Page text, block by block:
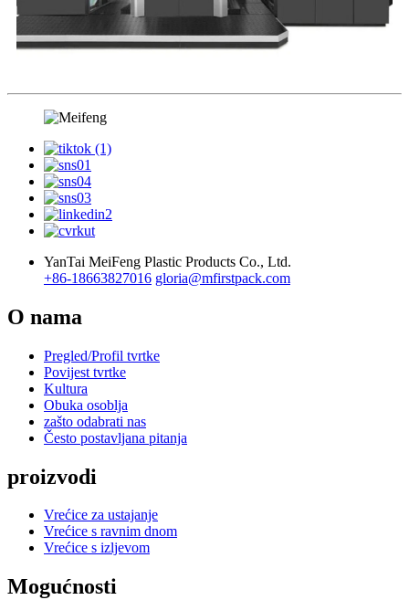
YanTai MeiFeng Plastic Products Co., Ltd.
+86-18663827016 gloria@mfirstpack.com
O nama
Pregled/Profil tvrtke
Povijest tvrtke
Kultura
Obuka osoblja
zašto odabrati nas
Često postavljana pitanja
proizvodi
Vrećice za ustajanje
Vrećice s ravnim dnom
Vrećice s izljevom
Mogućnosti